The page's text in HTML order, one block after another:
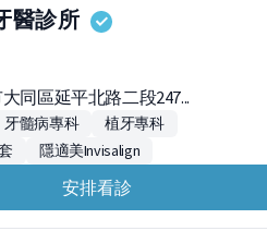
醫診所
同區延平北路二段247...
牙髓病專科
植牙專科
隱適美Invisalign
安排看診